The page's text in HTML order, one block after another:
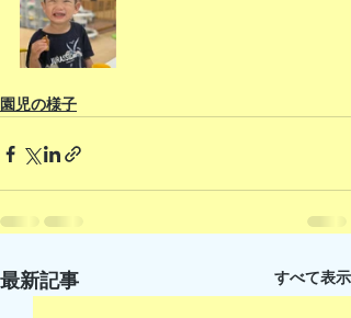
園児の様子
最新記事 すべて表示